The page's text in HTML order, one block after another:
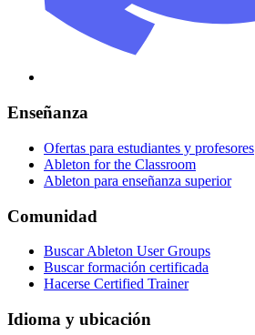
Enseñanza
Ofertas para estudiantes y profesores
Ableton for the Classroom
Ableton para enseñanza superior
Comunidad
Buscar Ableton User Groups
Buscar formación certificada
Hacerse Certified Trainer
Idioma y ubicación